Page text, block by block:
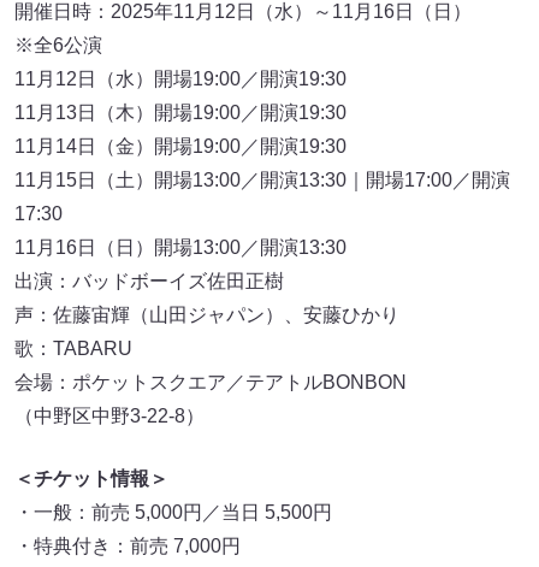
開催日時：2025年11月12日（水）～11月16日（日）
※全6公演
11月12日（水）開場19:00／開演19:30
11月13日（木）開場19:00／開演19:30
11月14日（金）開場19:00／開演19:30
11月15日（土）開場13:00／開演13:30｜開場17:00／開演
17:30
11月16日（日）開場13:00／開演13:30
出演：バッドボーイズ佐田正樹
声：佐藤宙輝（山田ジャパン）、安藤ひかり
歌：TABARU
会場：ポケットスクエア／テアトルBONBON
（中野区中野3-22-8）
＜チケット情報＞
・一般：前売 5,000円／当日 5,500円
・特典付き：前売 7,000円